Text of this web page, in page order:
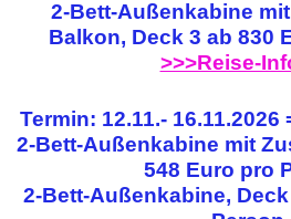
2-Bett-Außenkabine
Balkon, Deck 3 ab 830
>>>Reise-
Termin: 12.11.- 16.11.2026
2-Bett-Außenkabine mit
548 Euro pro
2-Bett-Außenkabine,